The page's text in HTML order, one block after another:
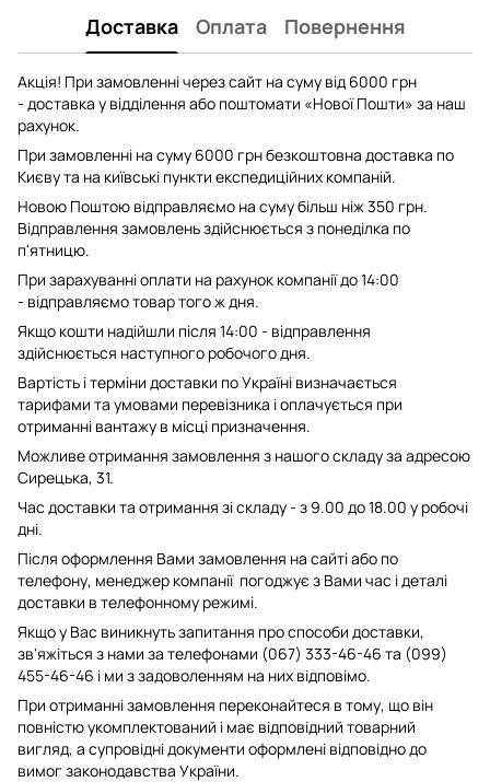
Доставка Оплата Повернення
Акція! При замовленні через сайт на суму від 6000 грн
- доставка у відділення або поштомати «Нової Пошти» за наш
рахунок.
При замовленні на суму 6000 грн безкоштовна доставка по
Києву та на київські пункти експедиційних компаній.
Новою Поштою відправляємо на суму більш ніж 350 грн.
Відправлення замовлень здійснюється з понеділка по
п'ятницю.
При зарахуванні оплати на рахунок компанії до 14:00
- відправляємо товар того ж дня.
Якщо кошти надійшли після 14:00 - відправлення
здійснюється наступного робочого дня.
Вартість і терміни доставки по Україні визначається
тарифами та умовами перевізника і оплачується при
отриманні вантажу в місці призначення.
Можливе отримання замовлення з нашого складу за адресою
Сирецька, 31.
Час доставки та отримання зі складу - з 9.00 до 18.00 у робочі
дні.
Після оформлення Вами замовлення на сайті або по
телефону, менеджер компанії погоджує з Вами час і деталі
доставки в телефонному режимі.
Якщо у Вас виникнуть запитання про способи доставки,
зв'яжіться з нами за телефонами (067) 333-46-46 та (099)
455-46-46 і ми з задоволенням на них відповімо.
При отриманні замовлення переконайтеся в тому, що він
повністю укомплектований і має відповідний товарний
вигляд, а супровідні документи оформлені відповідно до
вимог законодавства України.